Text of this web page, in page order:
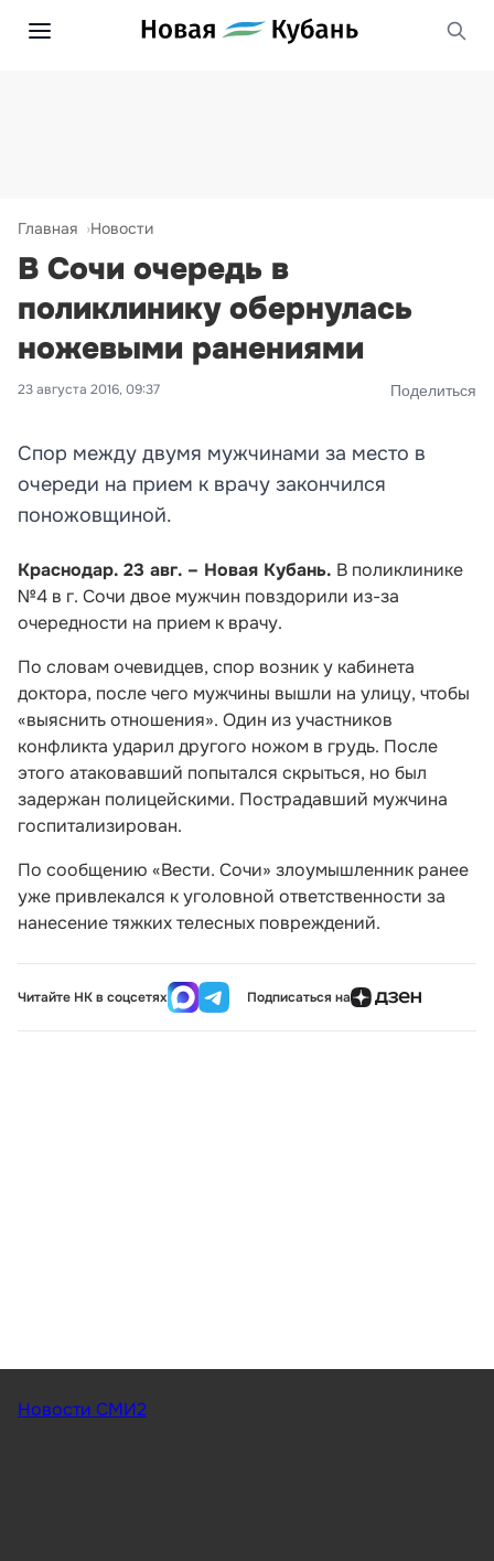
Главная Новости
В Сочи очередь в
поликлинику обернулась
ножевыми ранениями
23 августа 2016, 09:37 Поделиться
Спор между двумя мужчинами за место в
очереди на прием к врачу закончился
поножовщиной.
Краснодар. 23 авг. – Новая Кубань. В поликлинике
№4 в г. Сочи двое мужчин повздорили из-за
очередности на прием к врачу.
По словам очевидцев, спор возник у кабинета
доктора, после чего мужчины вышли на улицу, чтобы
«выяснить отношения». Один из участников
конфликта ударил другого ножом в грудь. После
этого атаковавший попытался скрыться, но был
задержан полицейскими. Пострадавший мужчина
госпитализирован.
По сообщению «Вести. Сочи» злоумышленник ранее
уже привлекался к уголовной ответственности за
нанесение тяжких телесных повреждений.
Читайте НК в соцсетях Подписаться на
Новости СМИ2